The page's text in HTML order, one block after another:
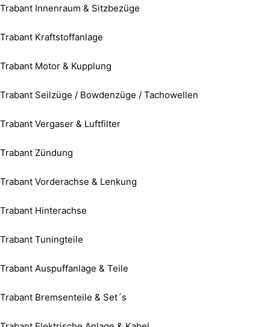
Trabant Innenraum & Sitzbezüge
Trabant Kraftstoffanlage
Trabant Motor & Kupplung
Trabant Seilzüge / Bowdenzüge / Tachowellen
Trabant Vergaser & Luftfilter
Trabant Zündung
Trabant Vorderachse & Lenkung
Trabant Hinterachse
Trabant Tuningteile
Trabant Auspuffanlage & Teile
Trabant Bremsenteile & Set´s